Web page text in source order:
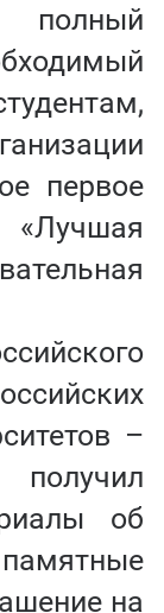
полный
первое
–
об
на